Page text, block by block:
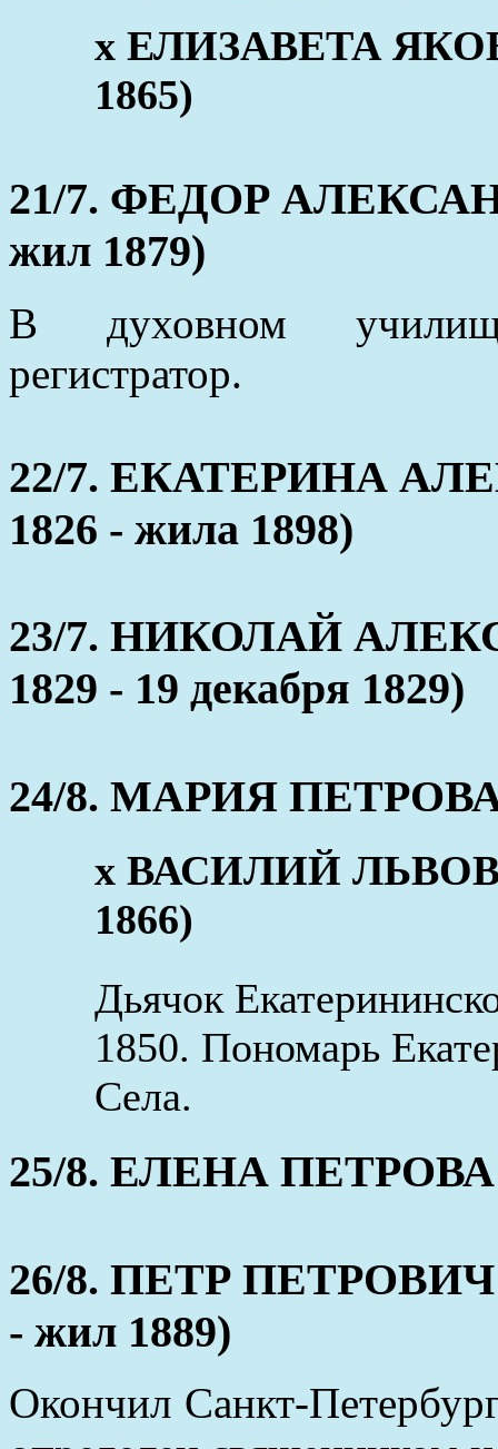
x ЕЛИЗАВЕТА
1865)
21/7. ФЕДОР
жил 1879)
В духовном
регистратор.
22/7. ЕКАТЕРИНА
1826 - жила 1898)
23/7. НИКОЛАЙ
1829 - 19 декабря 1829)
24/8. МАРИЯ ПЕТРОВА
x ВАСИЛИЙ
1866)
Дьячок
1850. Пономарь
Села.
25/8. ЕЛЕНА ПЕТРОВА
26/8. ПЕТР
- жил 1889)
Окончил Санкт-